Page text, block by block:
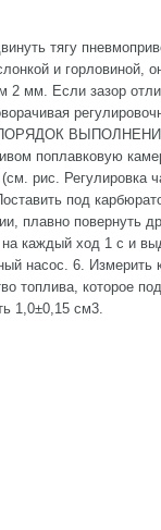
тягу
и горловиной,
мм. Если зазор
ПОРЯДОК
поплавковую
рис. Регулировка
под
плавно повернуть
каждый ход 1 с и
насос. 6. Измерить
топлива, которое
1,0±0,15 см3.